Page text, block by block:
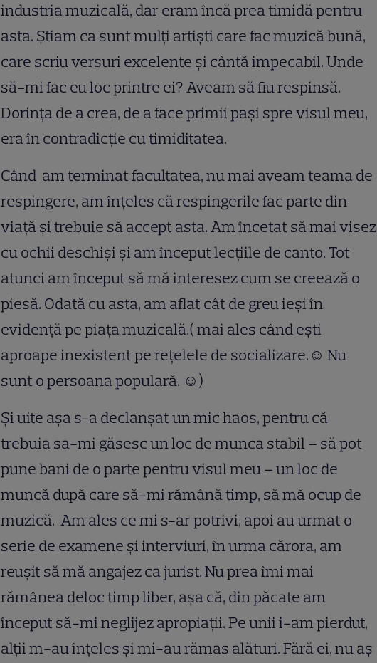
industria muzicală, dar eram încă prea timidă pentru
asta. Știam ca sunt mulți artiști care fac muzică bună,
care scriu versuri excelente și cântă impecabil. Unde
să-mi fac eu loc printre ei? Aveam să fiu respinsă.
Dorința de a crea, de a face primii pași spre visul meu,
era în contradicție cu timiditatea.
Când am terminat facultatea, nu mai aveam teama de
respingere, am înțeles că respingerile fac parte din
viață și trebuie să accept asta. Am încetat să mai visez
cu ochii deschiși și am început lecțiile de canto. Tot
atunci am început să mă interesez cum se creează o
piesă. Odată cu asta, am aflat cât de greu ieși în
evidență pe piața muzicală.( mai ales când ești
aproape inexistent pe rețelele de socializare.☺ Nu
sunt o persoana populară. ☺)
Și uite așa s-a declanșat un mic haos, pentru că
trebuia sa-mi găsesc un loc de munca stabil – să pot
pune bani de o parte pentru visul meu – un loc de
muncă după care să-mi rămână timp, să mă ocup de
muzică. Am ales ce mi s-ar potrivi, apoi au urmat o
serie de examene și interviuri, în urma cărora, am
reușit să mă angajez ca jurist. Nu prea îmi mai
rămânea deloc timp liber, așa că, din păcate am
început să-mi neglijez apropiații. Pe unii i-am pierdut,
alții m-au înțeles și mi-au rămas alături. Fără ei, nu aș